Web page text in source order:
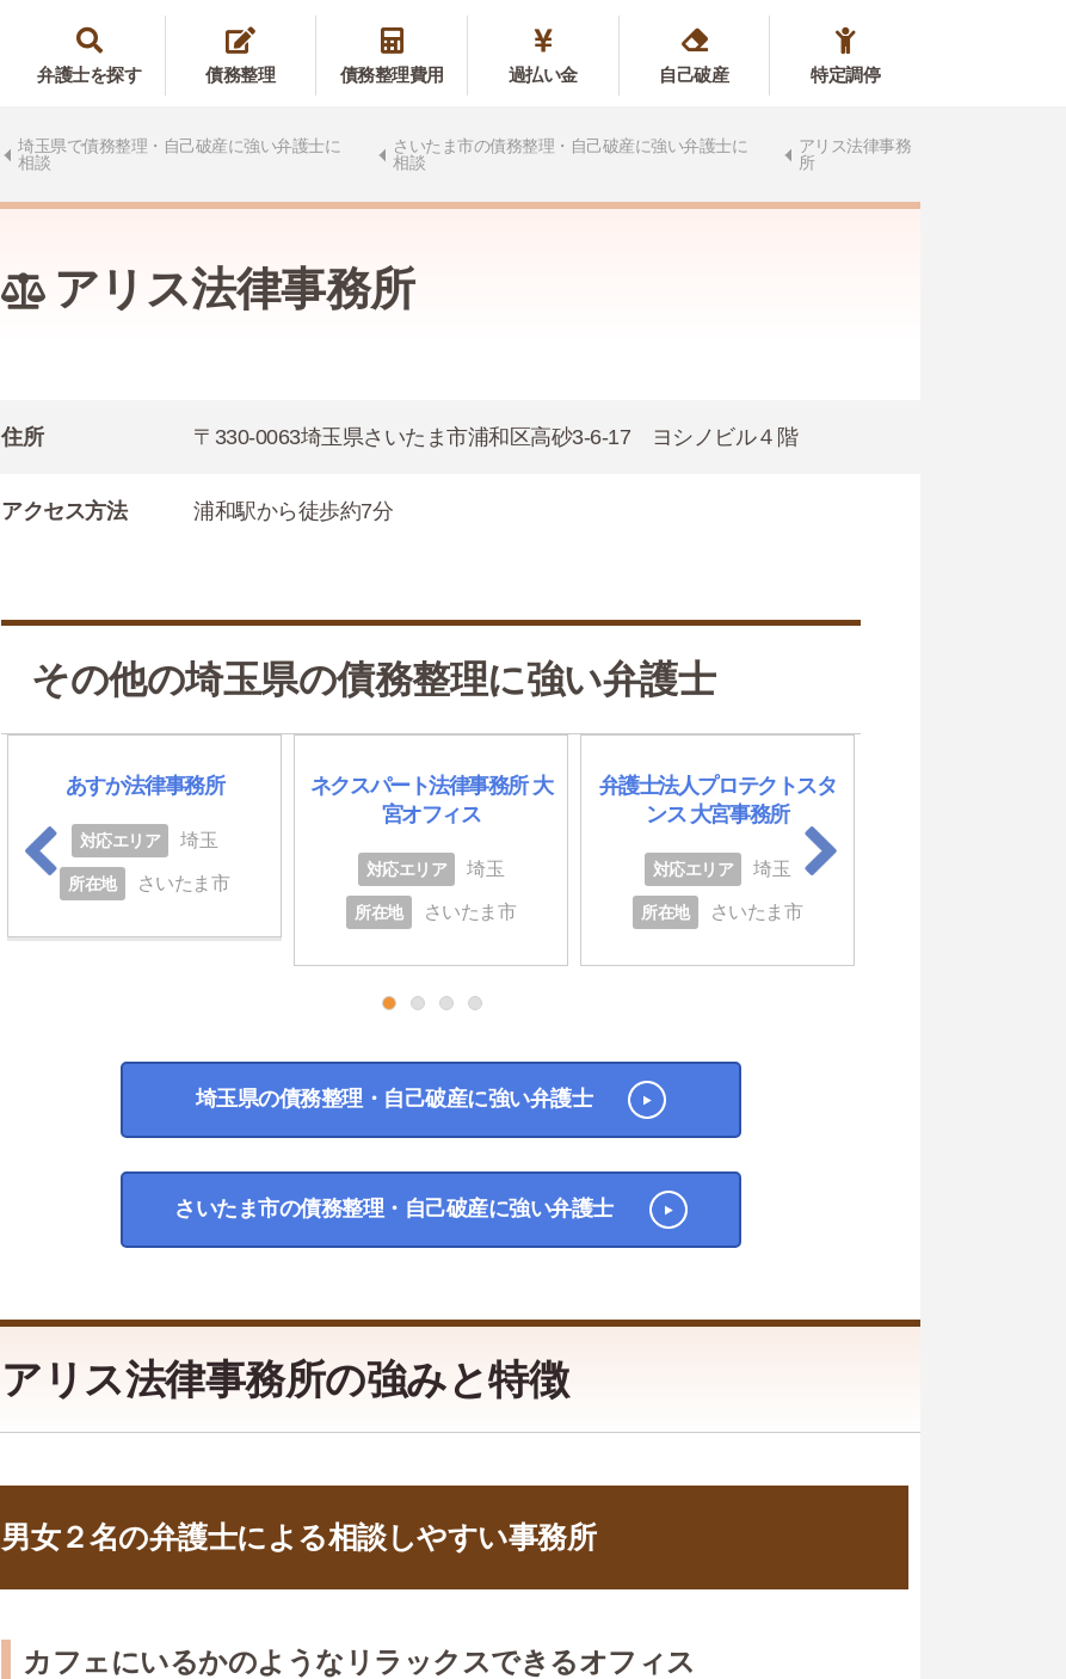
弁護士を探す 債務整理 債務整理費用 過払い金 自己破産 特定調停
埼玉県で債務整理・自己破産に強い弁護士に
相談
さいたま市の債務整理・自己破産に強い弁護士に
相談
アリス法律事務
所
アリス法律事務所
住所 〒330-0063埼玉県さいたま市浦和区高砂3‐6-17 ヨシノビル４階
アクセス方法 浦和駅から徒歩約7分
その他の埼玉県の債務整理に強い弁護士
あすか法律事務所
対応エリア 埼玉
所在地 さいたま市
ネクスパート法律事務所 大
宮オフィス
対応エリア 埼玉
所在地 さいたま市
弁護士法人プロテクトスタ
ンス 大宮事務所
対応エリア 埼玉
所在地 さいたま市
埼玉県の債務整理・自己破産に強い弁護士
さいたま市の債務整理・自己破産に強い弁護士
アリス法律事務所の強みと特徴
男女２名の弁護士による相談しやすい事務所
カフェにいるかのようなリラックスできるオフィス